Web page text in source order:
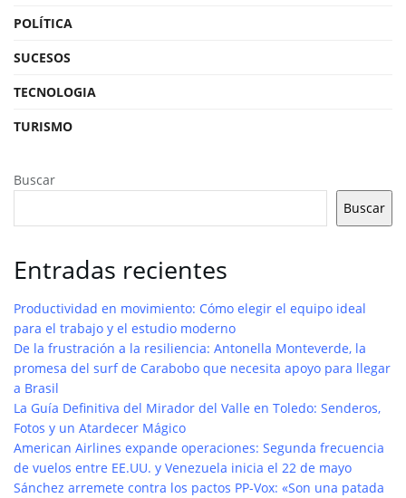
POLÍTICA
SUCESOS
TECNOLOGIA
TURISMO
Buscar
Buscar
Entradas recientes
Productividad en movimiento: Cómo elegir el equipo ideal
para el trabajo y el estudio moderno
De la frustración a la resiliencia: Antonella Monteverde, la
promesa del surf de Carabobo que necesita apoyo para llegar
a Brasil
La Guía Definitiva del Mirador del Valle en Toledo: Senderos,
Fotos y un Atardecer Mágico
American Airlines expande operaciones: Segunda frecuencia
de vuelos entre EE.UU. y Venezuela inicia el 22 de mayo
Sánchez arremete contra los pactos PP-Vox: «Son una patada